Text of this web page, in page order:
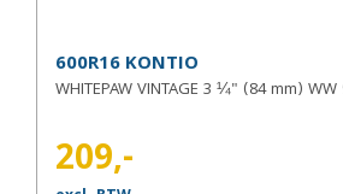
600R16 KONTIO
WHITEPAW VINTAGE 3 ¼" (84 mm) WW
209,-